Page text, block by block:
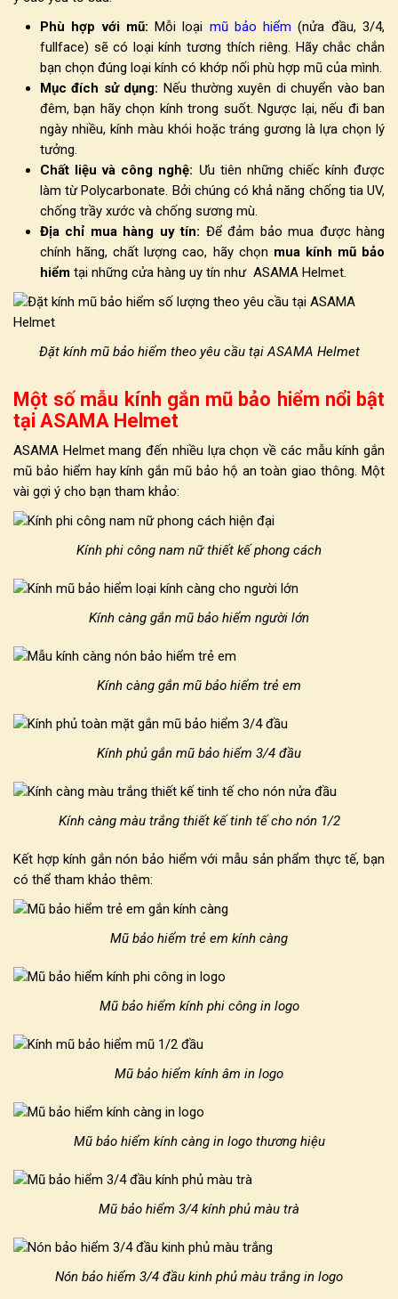
Phù hợp với mũ: Mỗi loại mũ bảo hiểm (nửa đầu, 3/4,
fullface) sẽ có loại kính tương thích riêng. Hãy chắc chắn
bạn chọn đúng loại kính có khớp nối phù hợp mũ của mình.
Mục đích sử dụng: Nếu thường xuyên di chuyển vào ban
đêm, bạn hãy chọn kính trong suốt. Ngược lại, nếu đi ban
ngày nhiều, kính màu khói hoặc tráng gương là lựa chọn lý
tưởng.
Chất liệu và công nghệ: Ưu tiên những chiếc kính được
làm từ Polycarbonate. Bởi chúng có khả năng chống tia UV,
chống trầy xước và chống sương mù.
Địa chỉ mua hàng uy tín: Để đảm bảo mua được hàng
chính hãng, chất lượng cao, hãy chọn mua kính mũ bảo
hiểm tại những cửa hàng uy tín như ASAMA Helmet.
Đặt kính mũ bảo hiểm theo yêu cầu tại ASAMA Helmet
Một số mẫu kính gắn mũ bảo hiểm nổi bật
tại ASAMA Helmet
ASAMA Helmetmang đến nhiều lựa chọn về các mẫu kính gắn
mũ bảo hiểm haykính gắn mũ bảo hộ an toàn giao thông. Một
vài gợi ý cho bạn tham khảo:
Kính phi công nam nữ thiết kế phong cách
Kính càng gắn mũ bảo hiểm người lớn
Kính càng gắn mũ bảo hiểm trẻ em
Kính phủ gắn mũ bảo hiểm 3/4 đầu
Kính càng màu trắng thiết kế tinh tế cho nón 1/2
Kết hợp kính gắn nón bảo hiểm với mẫu sản phẩm thực tế, bạn
có thể tham khảo thêm:
Mũ bảo hiểm trẻ em kính càng
Mũ bảo hiểm kính phi công in logo
Mũ bảo hiểm kính âm in logo
Mũ bảo hiểm kính càng in logo thương hiệu
Mũ bảo hiểm 3/4 kính phủ màu trà
Nón bảo hiểm 3/4 đầu kinh phủ màu trắng in logo